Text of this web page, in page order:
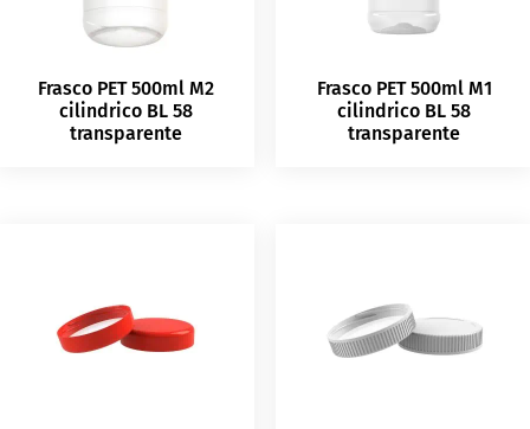
Frasco PET 500ml M2
cilindrico BL 58
transparente
Frasco PET 500ml M1
cilindrico BL 58
transparente